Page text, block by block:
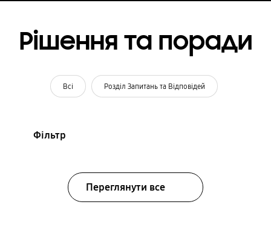
Рішення та поради
Всі Розділ Запитань та Відповідей
Фільтр
Переглянути все